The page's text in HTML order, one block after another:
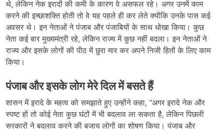
थे, लेकिन नेक इरादों की कमी के कारण वे असफल रहे। अगर उनमें काम
करने की इच्छाशक्ति होती तो वे यह पहले ही कर लेते क्योंकि उनके पास कई
अवसर थे। इन नेताओं ने पंजाब और पंजाबियों के साथ धोखा किया। कुछ
नेता कई बार मुख्यमंत्री रहे, लेकिन राज्य में कुछ नहीं बदला। इन नेताओं ने
राज्य और इसके लोगों की पीठ में छुरा मार कर अपने निजी हितों के लिए काम
किया।
पंजाब और इसके लोग मेरे दिल में बसते हैं
शासन में इरादे के महत्व को समझाते हुए उन्होंने कहा, “अगर इरादे नेक और
स्पष्ट हों तो कोई नेता कुछ घंटों में भी बदलाव ला सकता है, लेकिन पिछली
सरकारों ने बदलाव करने की बजाय लोगों का शोषण किया। पंजाब और